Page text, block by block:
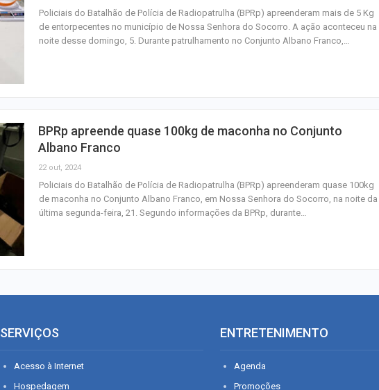
Policiais do Batalhão de Polícia de Radiopatrulha (BPRp) apreenderam mais de 5 Kg
de entorpecentes no município de Nossa Senhora do Socorro. A ação aconteceu na
noite desse domingo, 5. Durante patrulhamento no Conjunto Albano Franco,…
BPRp apreende quase 100kg de maconha no Conjunto
Albano Franco
22 out, 2024
Policiais do Batalhão de Polícia de Radiopatrulha (BPRp) apreenderam quase 100kg
de maconha no Conjunto Albano Franco, em Nossa Senhora do Socorro, na noite da
última segunda-feira, 21. Segundo informações da BPRp, durante…
SERVIÇOS
Acesso à Internet
Hospedagem
ENTRETENIMENTO
Agenda
Promoções